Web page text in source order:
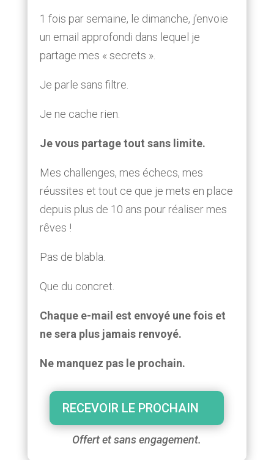
1 fois par semaine, le dimanche, j’envoie
un email approfondi dans lequel je
partage mes « secrets ».
Je parle sans filtre.
Je ne cache rien.
Je vous partage tout sans limite.
Mes challenges, mes échecs, mes
réussites et tout ce que je mets en place
depuis plus de 10 ans pour réaliser mes
rêves !
Pas de blabla.
Que du concret.
Chaque e-mail est envoyé une fois et
ne sera plus jamais renvoyé.
Ne manquez pas le prochain.
RECEVOIR LE PROCHAIN
Offert et sans engagement.